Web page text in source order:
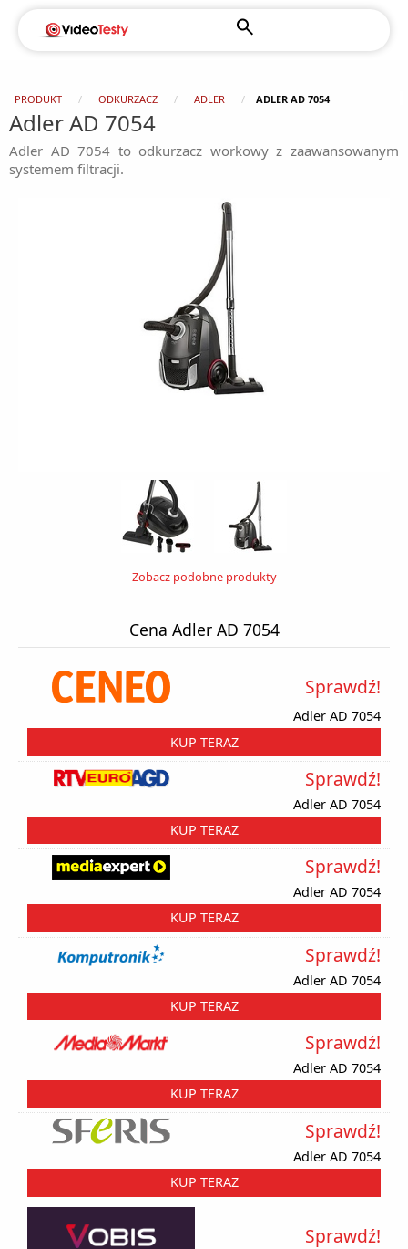
PRODUKT ODKURZACZ ADLER ADLER AD 7054
Adler AD 7054
Adler AD 7054 to odkurzacz workowy z zaawansowanym
systemem filtracji.
Zobacz podobne produkty
Cena Adler AD 7054
Adler AD 7054
Sprawdź!
KUP TERAZ
Adler AD 7054
Sprawdź!
KUP TERAZ
Adler AD 7054
Sprawdź!
KUP TERAZ
Adler AD 7054
Sprawdź!
KUP TERAZ
Adler AD 7054
Sprawdź!
KUP TERAZ
Adler AD 7054
Sprawdź!
KUP TERAZ
Sprawdź!